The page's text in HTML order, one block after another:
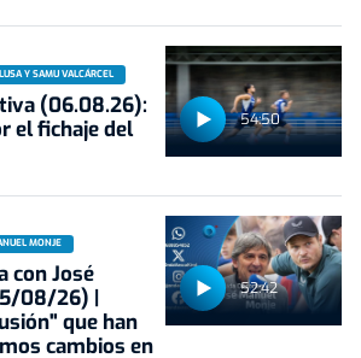
54:50
Y SAMU VALCÁRCEL
(06.08.26):
el fichaje del
52:42
MONJE
con José
08/26) |
que han
cambios en